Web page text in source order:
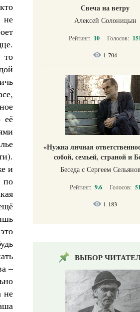
не
то
её
и
по
–
не
Свеча на ветру
Алексей Солоницын
Рейтинг: 10 Голосов:
1 704
«Нужна личная
собой, семьей, страной и
Беседа с Сергеем
Рейтинг: 9.6 Голосов: 51
1 183
ВЫБОР